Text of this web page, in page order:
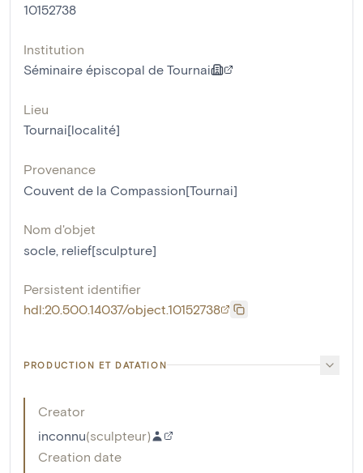
10152738
Institution
Séminaire épiscopal de Tournai
Lieu
Tournai[localité]
Provenance
Couvent de la Compassion[Tournai]
Nom d'objet
socle, relief[sculpture]
Persistent identifier
hdl:20.500.14037/object.10152738
PRODUCTION ET DATATION
Creator
inconnu(sculpteur)
Creation date